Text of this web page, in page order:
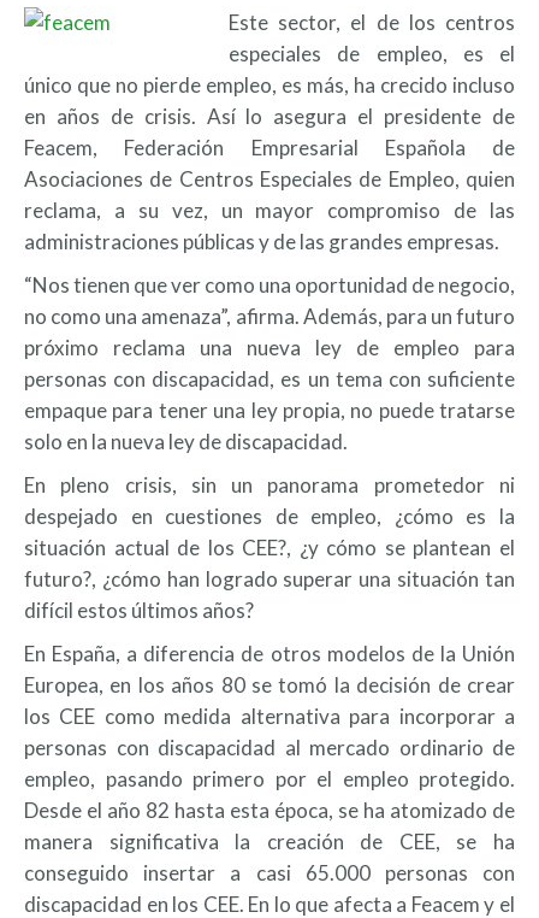
Este sector, el de los centros
especiales de empleo, es el
único que no pierde empleo, es más, ha crecido incluso
en años de crisis. Así lo asegura el presidente de
Feacem, Federación Empresarial Española de
Asociaciones de Centros Especiales de Empleo, quien
reclama, a su vez, un mayor compromiso de las
administraciones públicas y de las grandes empresas.
“Nos tienen que ver como una oportunidad de negocio,
no como una amenaza”, afirma. Además, para un futuro
próximo reclama una nueva ley de empleo para
personas con discapacidad, es un tema con suficiente
empaque para tener una ley propia, no puede tratarse
solo en la nueva ley de discapacidad.
En pleno crisis, sin un panorama prometedor ni
despejado en cuestiones de empleo, ¿cómo es la
situación actual de los CEE?, ¿y cómo se plantean el
futuro?, ¿cómo han logrado superar una situación tan
difícil estos últimos años?
En España, a diferencia de otros modelos de la Unión
Europea, en los años 80 se tomó la decisión de crear
los CEE como medida alternativa para incorporar a
personas con discapacidad al mercado ordinario de
empleo, pasando primero por el empleo protegido.
Desde el año 82 hasta esta época, se ha atomizado de
manera significativa la creación de CEE, se ha
conseguido insertar a casi 65.000 personas con
discapacidad en los CEE. En lo que afecta a Feacem y el